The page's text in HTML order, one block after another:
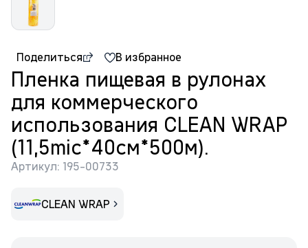
Поделиться В избранное
Пленка пищевая в рулонах
для коммерческого
использования CLEAN WRAP
(11,5mic*40см*500м).
Артикул: 195-00733
CLEAN WRAP